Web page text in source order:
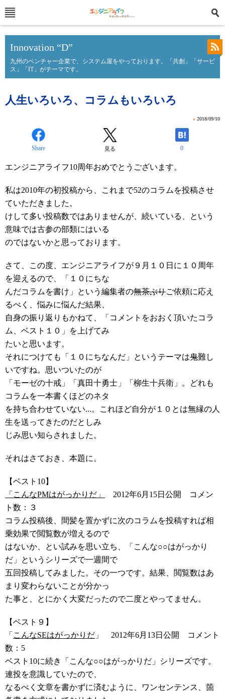
Innovation “D”
九州のベンチャー企業で、システム屋をやっております。「共創」「サービ
ス」「IT」がテーマです。
人生いろいろ、コラムもいろいろ
» 2018/09/10
Share 見る 0
エンジニアライフ10周年おめでとうございます。
私は2010年の初投稿から、これまで52のコラムを投稿させ
ていただきました。
けして多い投稿数ではありませんが、続いている、という
意味では古参の部類にはいる
のではないかと思っております。
さて、この度、エンジニアライフが９月１０日に１０周年
を迎えるので、「１０にちな
んだコラムを書け」という編集者の無茶ぶりご依頼に応え
るべく、悩みに悩んだ結果、
自身の振り返りもかねて、「コメントをおおく頂いたコラ
ム、ベスト１０」を上げてみ
たいと思います。
それにつけても「１０にちなんだ」というテーマは鬼難し
いですね。思いついたのが
「モーゼの十戒」「真田十勇士」「柳生十兵衛」。どれも
コラムを一本書くほどのネタ
を持ち合わせていない...。これほど自分が１０とは無縁の人
生を送ってきたのだとしみ
じみ思い知らされました。
それはさておき、本題に。
【ベスト10】
「こんなPMはがっかりだ」
2012年6月15日公開 コメン
ト数：３
コラム投稿後、間髪を置かずに次のコラムを投稿すれば相
乗効果で閲覧数が増えるので
はないか、とい試みを思い立ち、「こんな○○はがっかり
だ」というシリーズで一週間で
五回投稿してみました。その一つです。結果、閲覧数はあ
まり変わらないことが分かっ
た事と、とにかく大変だったので二度とやってません。
【ベスト９】
「 こんなSEはがっかりだ 」 2012年6月13日公開 コメント
数：5
ベスト10に続き「こんな○○はがっかりだ」シリーズです。
連投を意識していたので、
なるべく文章を書かずに済むように、ワンセンテンス、箇